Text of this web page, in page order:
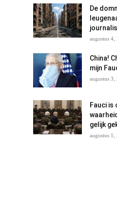
De
augustus 4,
China!
mijn
augustus 3,
Fauci is
gelijk
augustus 1,